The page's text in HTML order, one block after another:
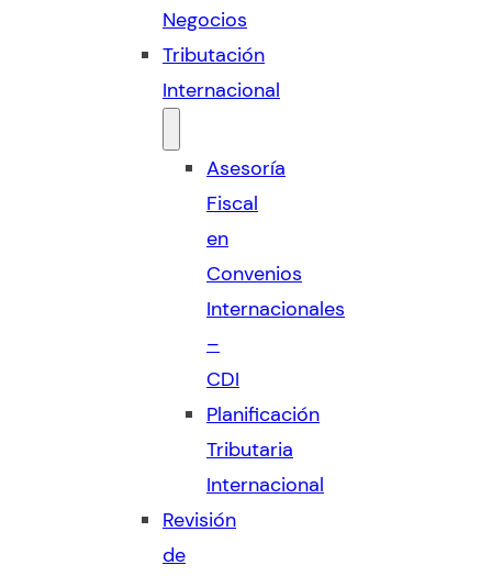
Negocios
Tributación
Internacional
Asesoría
Fiscal
en
Convenios
Internacionales
–
CDI
Planificación
Tributaria
Internacional
Revisión
de